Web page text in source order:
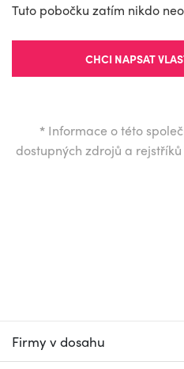
Tuto pobočku zatím nikdo
CHCI NAPSAT
* Informace o této
dostupných zdrojů a
Firmy v dosahu